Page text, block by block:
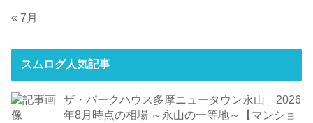
« 7月
スムログ人気記事
ザ・パークハウス多摩ニュータウン永山 2026
年8月時点の相場 ～永山の一等地～【マンショ